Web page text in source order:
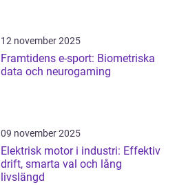
12 november 2025
Framtidens e-sport: Biometriska
data och neurogaming
09 november 2025
Elektrisk motor i industri: Effektiv
drift, smarta val och lång
livslängd